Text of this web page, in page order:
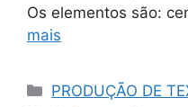
Os elementos são:
mais
PRODUÇÃO DE